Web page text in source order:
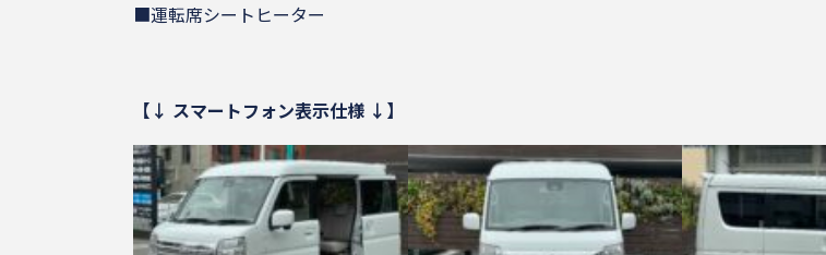
■運転席シートヒーター
【↓ スマートフォン表示仕様 ↓】